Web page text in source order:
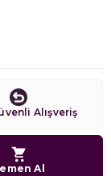
Alışveriş
Al